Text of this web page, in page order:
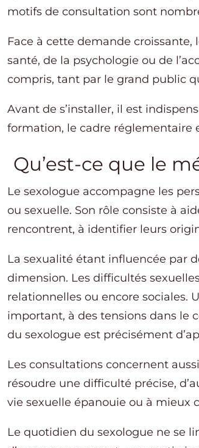
motifs de consultation sont
Face à cette demande
santé, de la psychologie ou de
compris, tant par le grand public
Avant de s’installer, il est
formation, le cadre réglementaire
Qu’est-ce que le
Le sexologue accompagne les
ou sexuelle. Son rôle consiste à
rencontrent, à identifier leurs
La sexualité étant influencée par
dimension. Les difficultés
relationnelles ou encore sociales.
important, à des tensions dans le
du sexologue est précisément
Les consultations concernent
résoudre une difficulté précise,
vie sexuelle épanouie ou à
Le quotidien du sexologue ne se